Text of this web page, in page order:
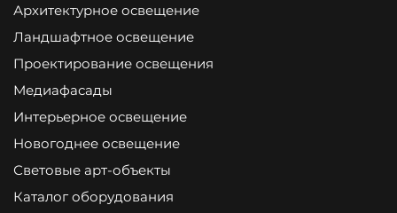
Архитектурное освещение
Ландшафтное освещение
Проектирование освещения
Медиафасады
Интерьерное освещение
Новогоднее освещение
Световые арт-объекты
Каталог оборудования